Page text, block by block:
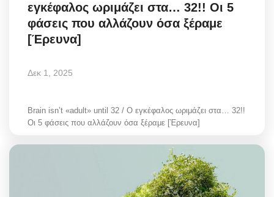
εγκέφαλος ωριμάζει στα… 32!! Οι 5
φάσεις που αλλάζουν όσα ξέραμε
[Έρευνα]
Δεκ 1, 2025
Brain isn’t «adult» until 32 / Ο εγκέφαλος ωριμάζει στα… 32!!
Οι 5 φάσεις που αλλάζουν όσα ξέραμε [Έρευνα]